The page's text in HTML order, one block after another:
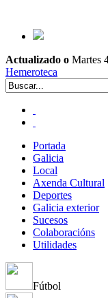
Actualizado o Martes
Hemeroteca
Portada
Galicia
Local
Axenda Cultural
Deportes
Galicia exterior
Sucesos
Colaboracións
Utilidades
Fútbol